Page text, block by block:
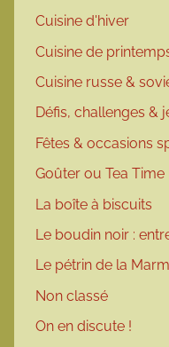
Cuisine d'hiver
Cuisine de
Cuisine russe &
Défis, challenges &
Fêtes & occasions
Goûter ou Tea Time
La boîte à biscuits
Le boudin noir :
Le pétrin de la
Non classé
On en discute !